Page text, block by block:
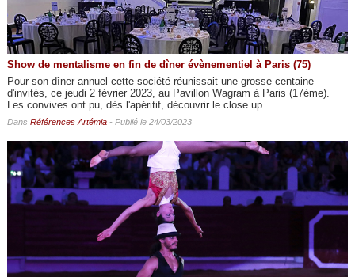
Show de mentalisme en fin de dîner évènementiel à Paris (75)
Pour son dîner annuel cette société réunissait une grosse centaine
d'invités, ce jeudi 2 février 2023, au Pavillon Wagram à Paris (17ème).
Les convives ont pu, dès l'apéritif, découvrir le close up...
Dans Références Artémia- Publié le 24/03/2023